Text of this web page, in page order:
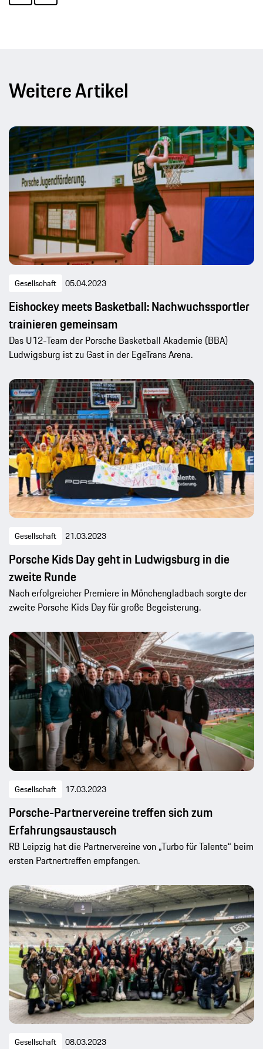
Weitere Artikel
Gesellschaft 05.04.2023
Eishockey meets Basketball: Nachwuchssportler
trainieren gemeinsam
Das U12-Team der Porsche Basketball Akademie (BBA)
Ludwigsburg ist zu Gast in der EgeTrans Arena.
Gesellschaft 21.03.2023
Porsche Kids Day geht in Ludwigsburg in die
zweite Runde
Nach erfolgreicher Premiere in Mönchengladbach sorgte der
zweite Porsche Kids Day für große Begeisterung.
Gesellschaft 17.03.2023
Porsche-Partnervereine treffen sich zum
Erfahrungsaustausch
RB Leipzig hat die Partnervereine von „Turbo für Talente“ beim
ersten Partnertreffen empfangen.
Gesellschaft 08.03.2023